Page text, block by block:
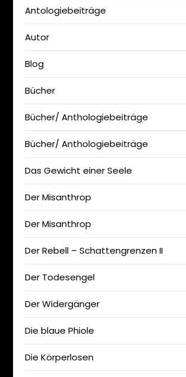
Antologiebeiträge
Autor
Blog
Bücher
Bücher/ Anthologiebeiträge
Bücher/ Anthologiebeiträge
Das Gewicht einer Seele
Der Misanthrop
Der Misanthrop
Der Rebell – Schattengrenzen II
Der Todesengel
Der Widergänger
Die blaue Phiole
Die Körperlosen